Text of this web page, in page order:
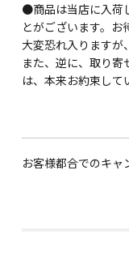
●商品は当店に入荷
とがございます。お
大変恐れ入りますが
また、逆に、取り
は、本来お約束して
お客様都合でのキャ